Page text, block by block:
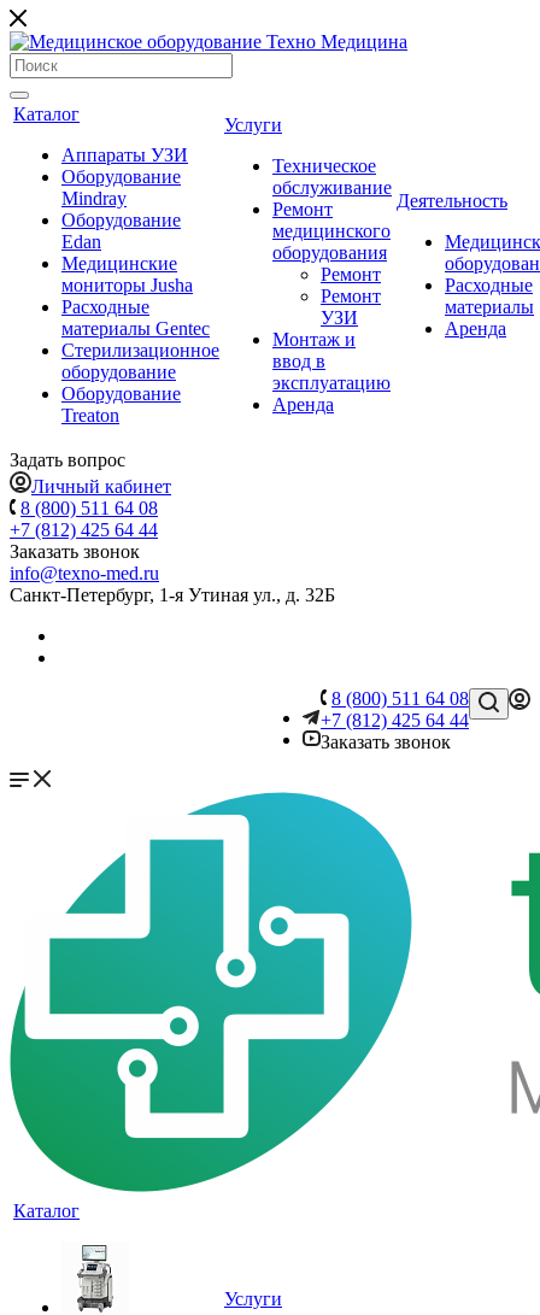
Каталог
Аппараты УЗИ
Оборудование
Mindray
Оборудование
Edan
Медицинские
мониторы Jusha
Расходные
материалы Gentec
Стерилизационное
оборудование
Оборудование
Treaton
Услуги
Техническое
обслуживание
Ремонт
медицинского
оборудования
Ремонт
Ремонт
УЗИ
Монтаж и
ввод в
эксплуатацию
Аренда
Деятельность
Расходные
материалы
Аренда
Задать вопрос
Личный кабинет
8 (800) 511 64 08
+7 (812) 425 64 44
Заказать звонок
info@texno-med.ru
Санкт-Петербург, 1-я Утиная ул., д. 32Б
8 (800) 511 64 08
+7 (812) 425 64 44
Заказать звонок
Каталог
Услуги